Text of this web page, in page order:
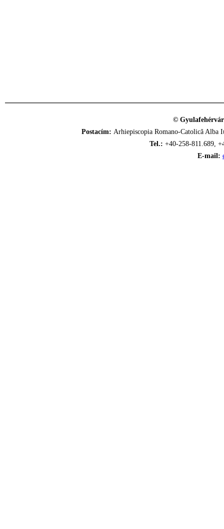
©
Postacím: Arhiepiscopia Romano-Catolică
Tel.: +40-258-811.689,
E-mail: